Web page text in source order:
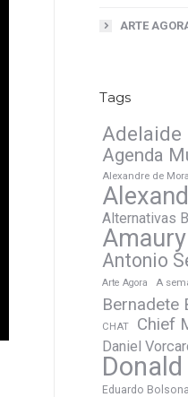
ARTE
Tags
Adelaide
Agenda
Alexandre de
Alternativas
Antonio
Arte Agora A
Bernadete
CHAT Chief
Daniel
Eduardo